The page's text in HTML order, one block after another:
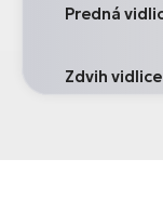
Predná
Zdvih vidlice